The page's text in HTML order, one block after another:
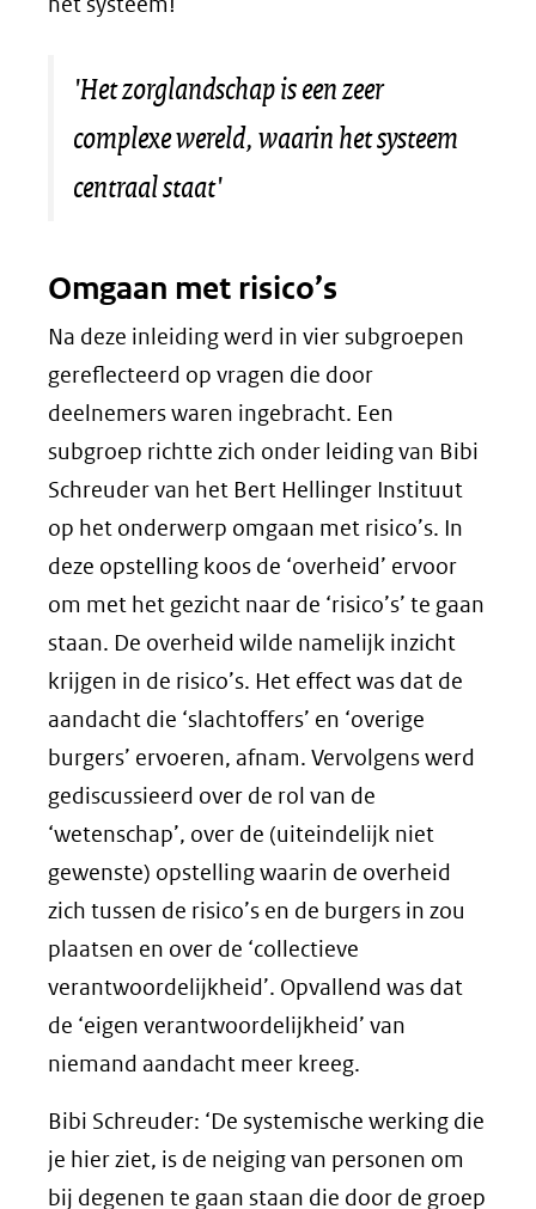
'Het zorglandschap is een zeer
complexe wereld, waarin het systeem
centraal staat'
Omgaan met risico’s
Na deze inleiding werd in vier subgroepen
gereflecteerd op vragen die door
deelnemers waren ingebracht. Een
subgroep richtte zich onder leiding van Bibi
Schreuder van het Bert Hellinger Instituut
op het onderwerp omgaan met risico’s. In
deze opstelling koos de ‘overheid’ ervoor
om met het gezicht naar de ‘risico’s’ te gaan
staan. De overheid wilde namelijk inzicht
krijgen in de risico’s. Het effect was dat de
aandacht die ‘slachtoffers’ en ‘overige
burgers’ ervoeren, afnam. Vervolgens werd
gediscussieerd over de rol van de
‘wetenschap’, over de (uiteindelijk niet
gewenste) opstelling waarin de overheid
zich tussen de risico’s en de burgers in zou
plaatsen en over de ‘collectieve
verantwoordelijkheid’. Opvallend was dat
de ‘eigen verantwoordelijkheid’ van
niemand aandacht meer kreeg.
Bibi Schreuder: ‘De systemische werking die
je hier ziet, is de neiging van personen om
bij degenen te gaan staan die door de groep